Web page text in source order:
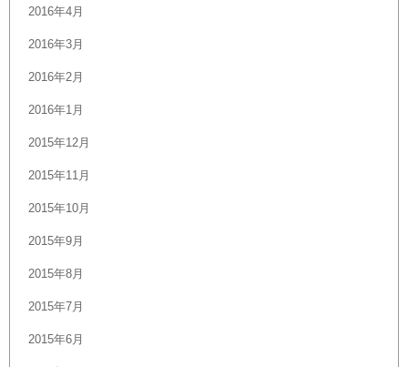
2016年4月
2016年3月
2016年2月
2016年1月
2015年12月
2015年11月
2015年10月
2015年9月
2015年8月
2015年7月
2015年6月